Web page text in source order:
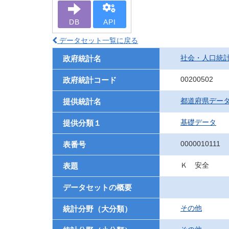
DB API
データセット一覧に戻る
政府統計名 社会・人口統
政府統計コード 00200502
提供統計名 都道府県データ
提供分類１ 基礎データ
表番号 0000010111
表題 Ｋ 安全
データセットの概要
統計分野（大分類） その他